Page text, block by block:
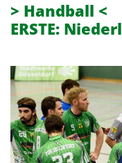
> Handball <
ERSTE: